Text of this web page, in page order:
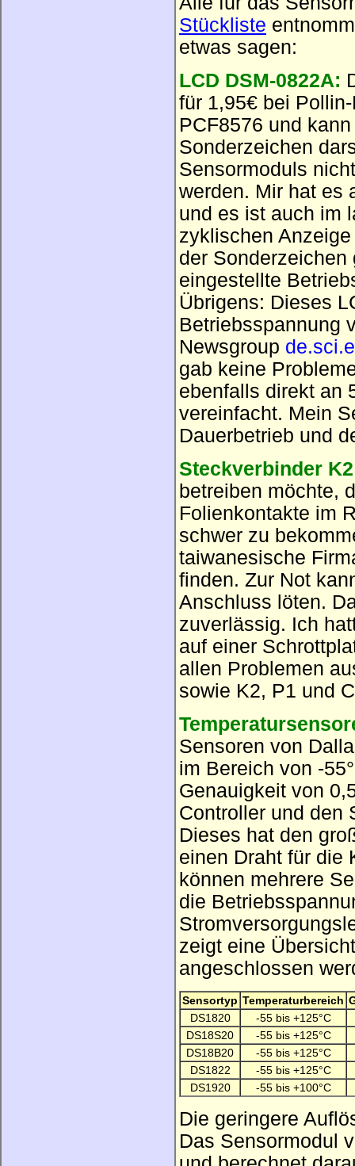
Stückliste
etwas sagen:
LCD DSM-0822A:
für 1,95€ bei
PCF8576 und
Sonderzeichen
Sensormoduls
werden. Mir hat es
und es ist auch im
zyklischen
der
eingestellte
Übrigens: Dieses
Betriebsspannung
Newsgroup
gab keine
ebenfalls direkt an
vereinfacht. Mein
Dauerbetrieb und
Steckverbinder
betreiben möchte,
Folienkontakte im
schwer zu
taiwanesische
finden. Zur Not
Anschluss löten.
zuverlässig. Ich
auf einer
allen Problemen
sowie K2, P1 und
Sensoren von
im Bereich von -
Genauigkeit von
Controller und den
Dieses hat den
einen Draht für die
können mehrere
die
zeigt eine
angeschlossen
Sensortyp Temperaturbereich
DS1820
-55 bis +125°C
DS18S20
-55 bis +125°C
DS18B20
-55 bis +125°C
DS1822
-55 bis +125°C
DS1920
-55 bis +100°C
Die geringere
Das Sensormodul